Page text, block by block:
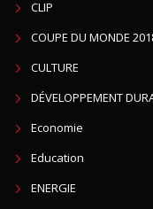
CLIP
COUPE DU MONDE
CULTURE
DÉVELOPPEMENT
Economie
Education
ENERGIE